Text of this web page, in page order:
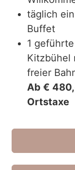
täglich
Buffet
1
Kitzbühel
freier
Ab €
Ortstaxe